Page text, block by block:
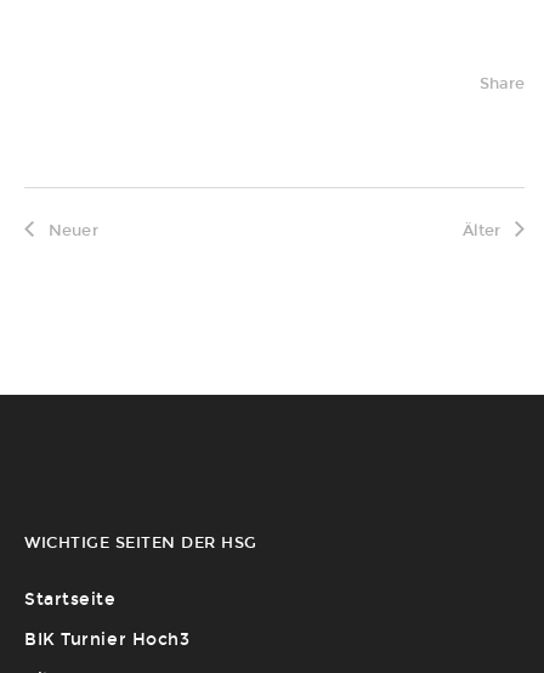
Share
Neuer Älter
WICHTIGE SEITEN DER HSG
Startseite
BIK Turnier Hoch3